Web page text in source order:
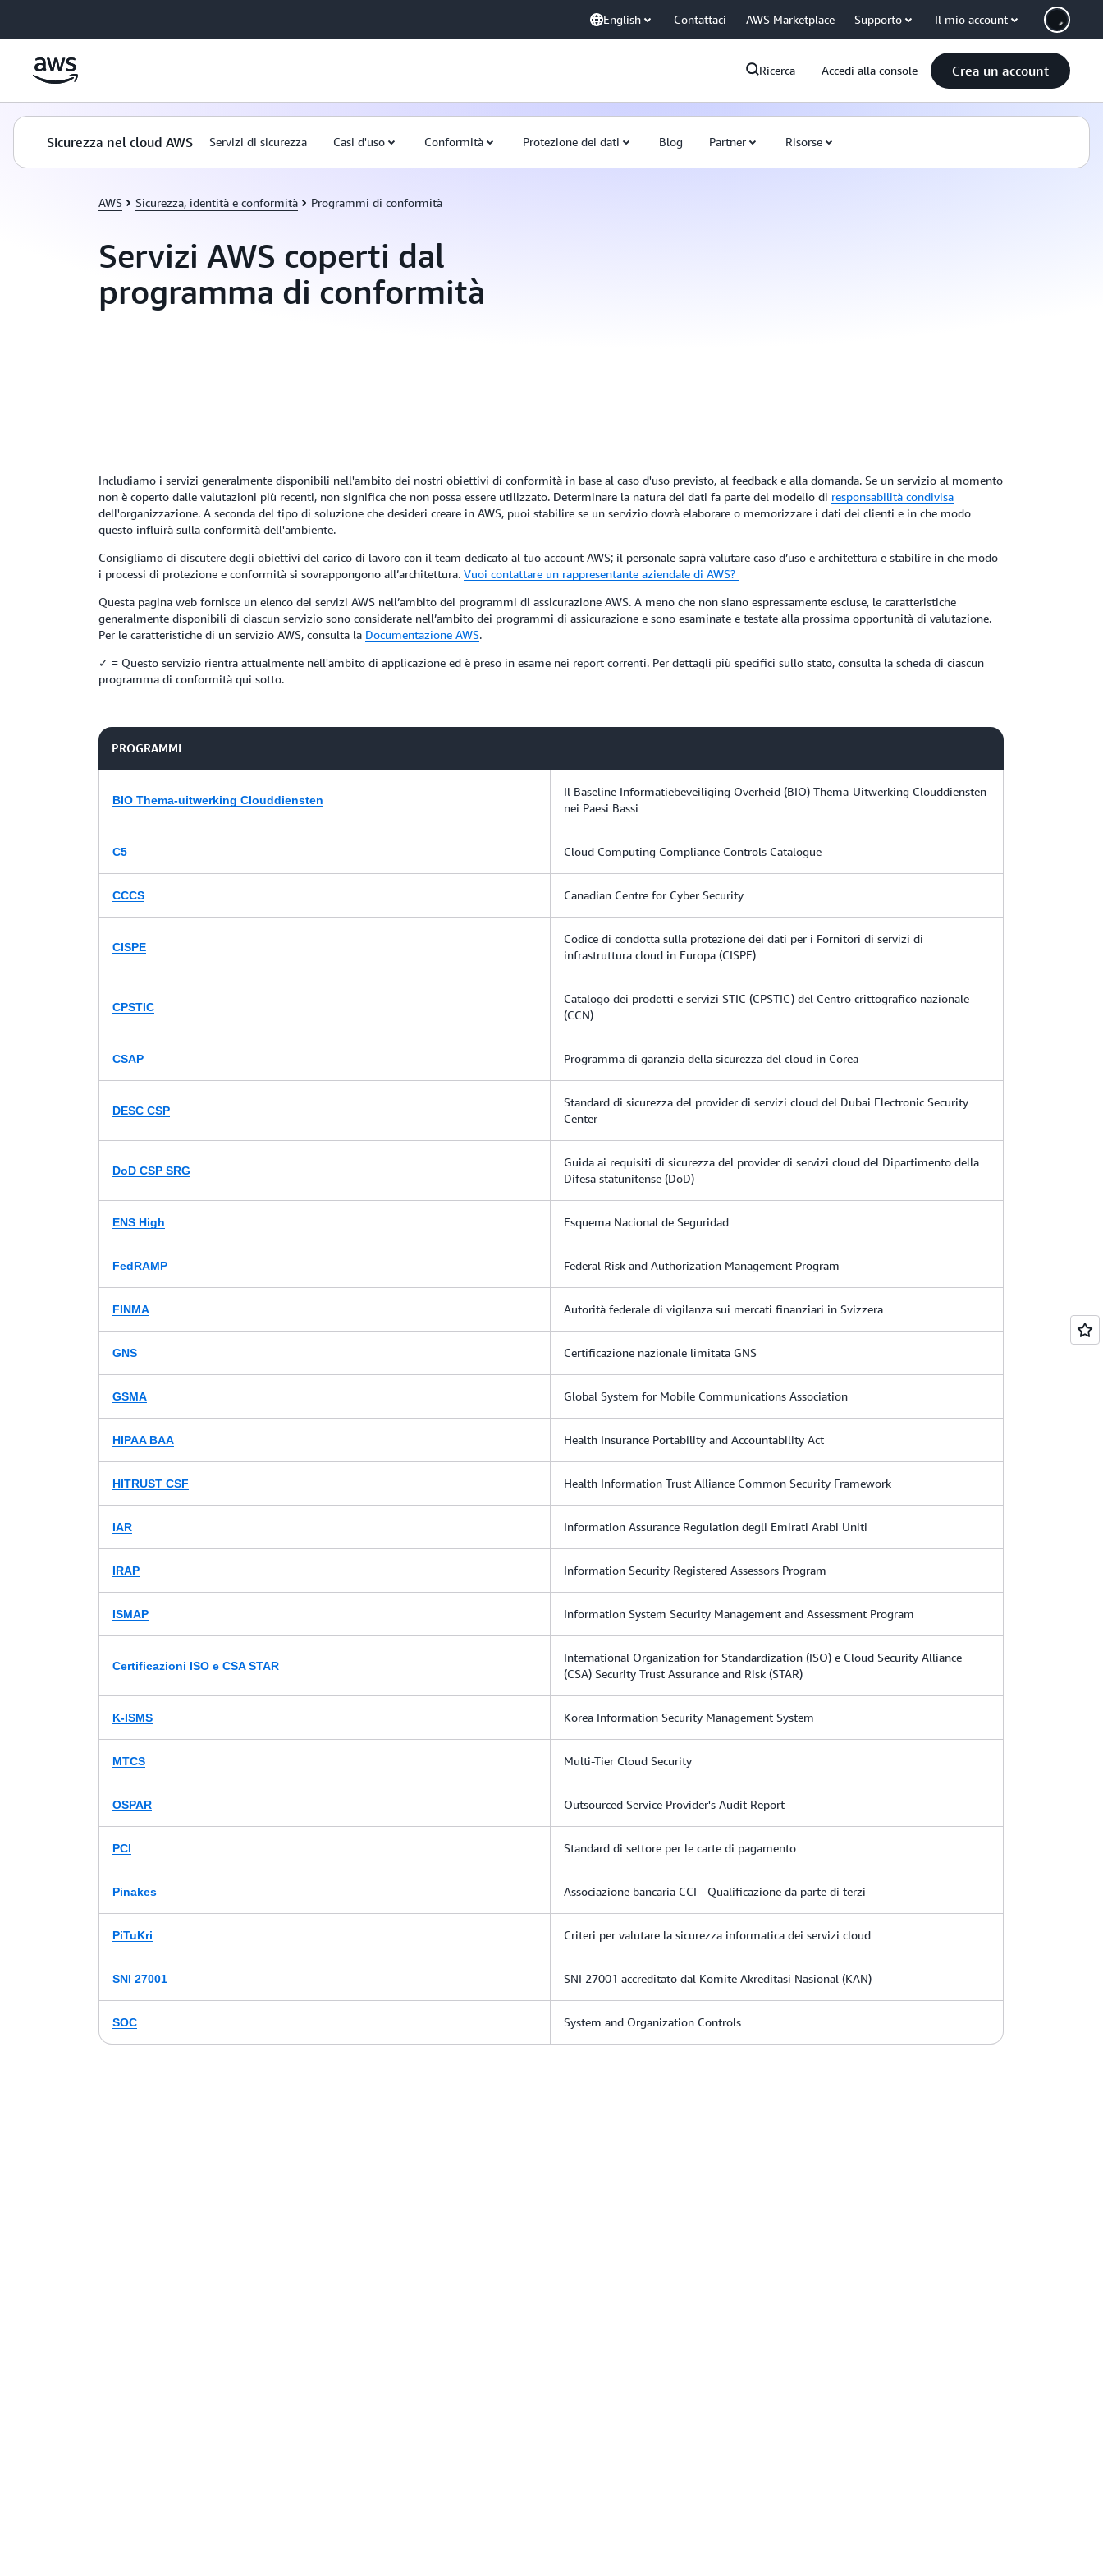
English Contattaci AWS Marketplace Supporto Il mio account
Ricerca Accedi alla console Crea un account
Sicurezza nel cloud AWS Servizi di sicurezza Casi d'uso Conformità Protezione dei dati Blog Partner Risorse
AWS Sicurezza, identità e conformità Programmi di conformità
Servizi AWS coperti dal
programma di conformità
Includiamo i servizi generalmente disponibili nell'ambito dei nostri obiettivi di conformità in base al caso d'uso previsto, al feedback e alla domanda. Se un servizio al momento
non è coperto dalle valutazioni più recenti, non significa che non possa essere utilizzato. Determinare la natura dei dati fa parte del modello di responsabilità condivisa
dell'organizzazione. A seconda del tipo di soluzione che desideri creare in AWS, puoi stabilire se un servizio dovrà elaborare o memorizzare i dati dei clienti e in che modo
questo influirà sulla conformità dell'ambiente.
Consigliamo di discutere degli obiettivi del carico di lavoro con il team dedicato al tuo account AWS; il personale saprà valutare caso d’uso e architettura e stabilire in che modo
i processi di protezione e conformità si sovrappongono all’architettura. Vuoi contattare un rappresentante aziendale di AWS?
Questa pagina web fornisce un elenco dei servizi AWS nell’ambito dei programmi di assicurazione AWS. A meno che non siano espressamente escluse, le caratteristiche
generalmente disponibili di ciascun servizio sono considerate nell’ambito dei programmi di assicurazione e sono esaminate e testate alla prossima opportunità di valutazione.
Per le caratteristiche di un servizio AWS, consulta la Documentazione AWS.
✓ = Questo servizio rientra attualmente nell'ambito di applicazione ed è preso in esame nei report correnti. Per dettagli più specifici sullo stato, consulta la scheda di ciascun
programma di conformità qui sotto.
PROGRAMMI
BIO Thema-uitwerking Clouddiensten
Il Baseline Informatiebeveiliging Overheid (BIO) Thema-Uitwerking Clouddiensten
nei Paesi Bassi
C5 Cloud Computing Compliance Controls Catalogue
CCCS Canadian Centre for Cyber Security
CISPE
Codice di condotta sulla protezione dei dati per i Fornitori di servizi di
infrastruttura cloud in Europa (CISPE)
CPSTIC
Catalogo dei prodotti e servizi STIC (CPSTIC) del Centro crittografico nazionale
(CCN)
CSAP Programma di garanzia della sicurezza del cloud in Corea
DESC CSP
Standard di sicurezza del provider di servizi cloud del Dubai Electronic Security
Center
DoD CSP SRG
Guida ai requisiti di sicurezza del provider di servizi cloud del Dipartimento della
Difesa statunitense (DoD)
ENS High Esquema Nacional de Seguridad
FedRAMP Federal Risk and Authorization Management Program
FINMA Autorità federale di vigilanza sui mercati finanziari in Svizzera
GNS Certificazione nazionale limitata GNS
GSMA Global System for Mobile Communications Association
HIPAA BAA Health Insurance Portability and Accountability Act
HITRUST CSF Health Information Trust Alliance Common Security Framework
IAR Information Assurance Regulation degli Emirati Arabi Uniti
IRAP Information Security Registered Assessors Program
ISMAP Information System Security Management and Assessment Program
Certificazioni ISO e CSA STAR
International Organization for Standardization (ISO) e Cloud Security Alliance
(CSA) Security Trust Assurance and Risk (STAR)
K-ISMS Korea Information Security Management System
MTCS Multi-Tier Cloud Security
OSPAR Outsourced Service Provider's Audit Report
PCI Standard di settore per le carte di pagamento
Pinakes Associazione bancaria CCI - Qualificazione da parte di terzi
PiTuKri Criteri per valutare la sicurezza informatica dei servizi cloud
SNI 27001 SNI 27001 accreditato dal Komite Akreditasi Nasional (KAN)
SOC System and Organization Controls